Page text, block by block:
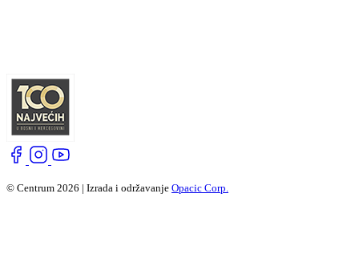
© Centrum 2026 | Izrada i održavanje Opacic Corp.